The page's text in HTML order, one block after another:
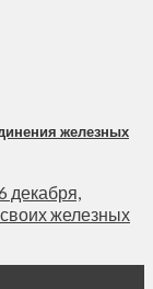
железных
декабря,
железных